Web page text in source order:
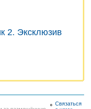
2. Эксклюзив
Связаться